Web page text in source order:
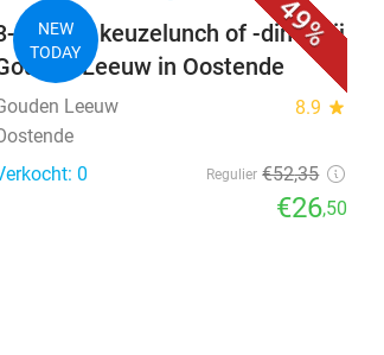
49%
NEW
TODAY
gangen keuzelunch of -diner bij
Leeuw in Oostende
Leeuw 8.9 star
0
Regulier €52,35
€26,50